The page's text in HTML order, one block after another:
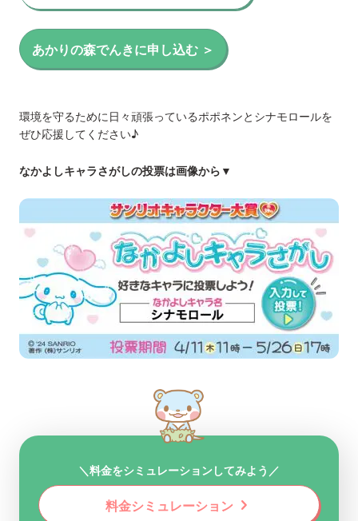
あかりの森でんきに申し込む ＞
環境を守るために日々頑張っているポポネンとシナモロールを
ぜひ応援してください♪
なかよしキャラさがしの投票は画像から▼
＼料金をシミュレーションしてみよう／
料金シミュレーション chevron_right